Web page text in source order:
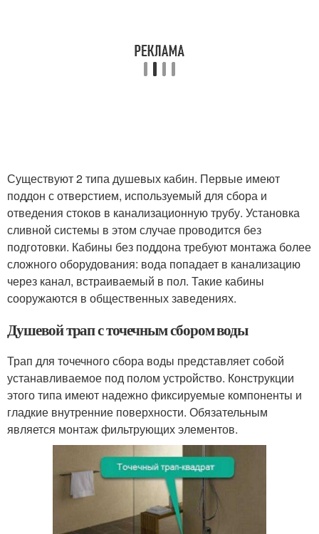
Существуют 2 типа душевых кабин. Первые имеют
поддон с отверстием, используемый для сбора и
отведения стоков в канализационную трубу. Установка
сливной системы в этом случае проводится без
подготовки. Кабины без поддона требуют монтажа более
сложного оборудования: вода попадает в канализацию
через канал, встраиваемый в пол. Такие кабины
сооружаются в общественных заведениях.
Душевой трап с точечным сбором воды
Трап для точечного сбора воды представляет собой
устанавливаемое под полом устройство. Конструкции
этого типа имеют надежно фиксируемые компоненты и
гладкие внутренние поверхности. Обязательным
является монтаж фильтрующих элементов.